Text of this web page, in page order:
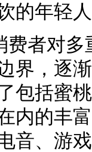
的年轻
费者对
界，逐
包括蜜
内的丰
音、游